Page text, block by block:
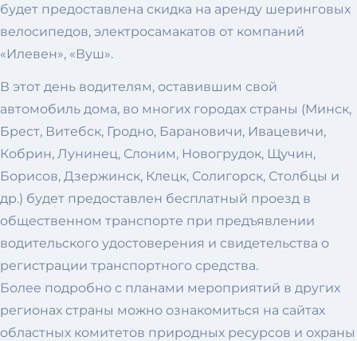
будет предоставлена скидка на аренду шеринговых
велосипедов, электросамакатов от компаний
«Илевен», «Вуш».
В этот день водителям, оставившим свой
автомобиль дома, во многих городах страны (Минск,
Брест, Витебск, Гродно, Барановичи, Ивацевичи,
Кобрин, Лунинец, Слоним, Новогрудок, Щучин,
Борисов, Дзержинск, Клецк, Солигорск, Столбцы и
др.) будет предоставлен бесплатный проезд в
общественном транспорте при предъявлении
водительского удостоверения и свидетельства о
регистрации транспортного средства.
Более подробно с планами мероприятий в других
регионах страны можно ознакомиться на сайтах
областных комитетов природных ресурсов и охраны